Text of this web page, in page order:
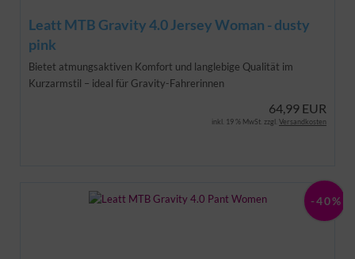
Leatt MTB Gravity 4.0 Jersey Woman - dusty
pink
Bietet atmungsaktiven Komfort und langlebige Qualität im
Kurzarmstil – ideal für Gravity-Fahrerinnen
64,99 EUR
inkl. 19 % MwSt. zzgl. Versandkosten
-40%